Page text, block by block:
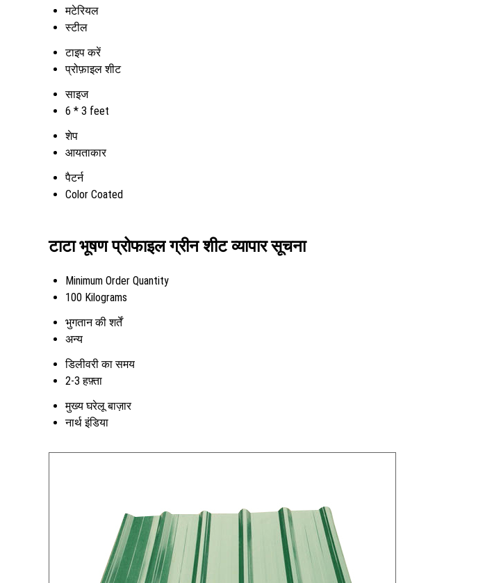
मटेरियल
स्टील
टाइप करें
प्रोफ़ाइल शीट
साइज
6 * 3 feet
शेप
आयताकार
पैटर्न
Color Coated
टाटा भूषण प्रोफाइल ग्रीन शीट व्यापार सूचना
Minimum Order Quantity
100 Kilograms
भुगतान की शर्तें
अन्य
डिलीवरी का समय
2-3 हफ़्ता
मुख्य घरेलू बाज़ार
नार्थ इंडिया